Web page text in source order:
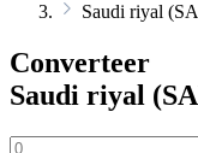
Saudi riyal
Converteer
Saudi riyal